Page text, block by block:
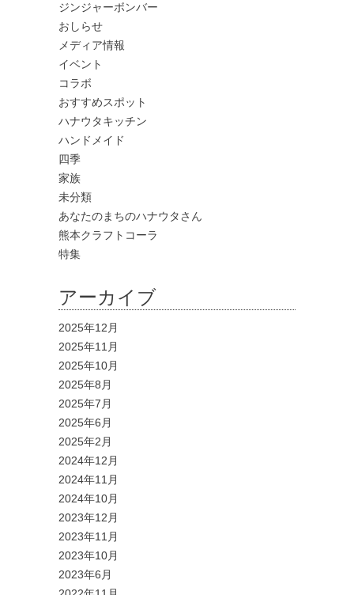
ジンジャーボンバー
おしらせ
メディア情報
イベント
コラボ
おすすめスポット
ハナウタキッチン
ハンドメイド
四季
家族
未分類
あなたのまちのハナウタさん
熊本クラフトコーラ
特集
アーカイブ
2025年12月
2025年11月
2025年10月
2025年8月
2025年7月
2025年6月
2025年2月
2024年12月
2024年11月
2024年10月
2023年12月
2023年11月
2023年10月
2023年6月